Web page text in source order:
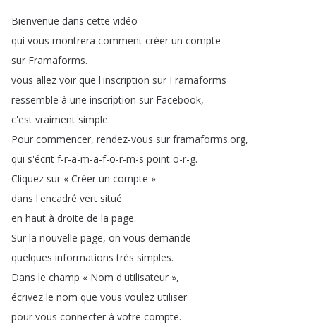
Bienvenue dans cette vidéo
qui vous montrera comment créer un compte
sur Framaforms.
vous allez voir que l'inscription sur Framaforms
ressemble à une inscription sur Facebook,
c'est vraiment simple.
Pour commencer, rendez-vous sur framaforms.org,
qui s'écrit f-r-a-m-a-f-o-r-m-s point o-r-g.
Cliquez sur « Créer un compte »
dans l'encadré vert situé
en haut à droite de la page.
Sur la nouvelle page, on vous demande
quelques informations très simples.
Dans le champ « Nom d'utilisateur »,
écrivez le nom que vous voulez utiliser
pour vous connecter à votre compte.